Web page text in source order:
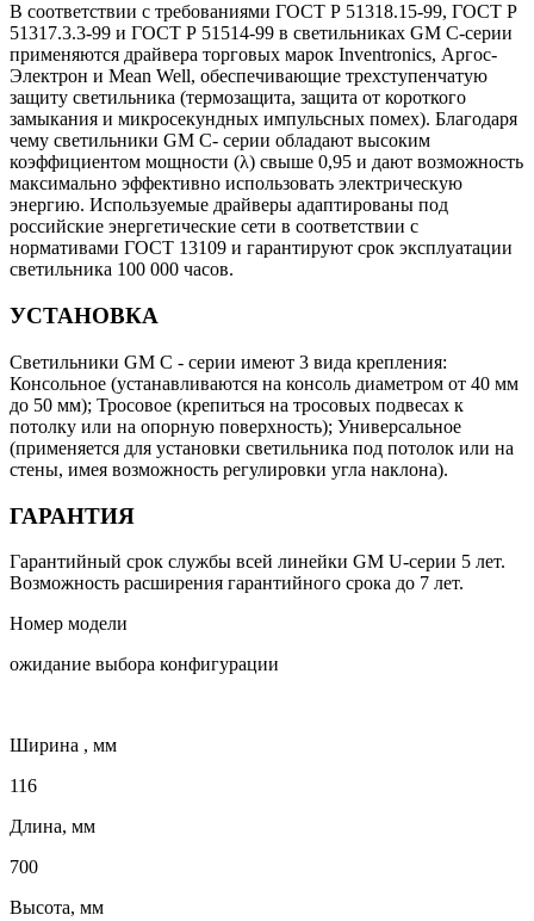
В соответствии с требованиями ГОСТ Р 51318.15-99, ГОСТ Р
51317.3.3-99 и ГОСТ Р 51514-99 в светильниках GM С-серии
применяются драйвера торговых марок Inventronics, Аргос-
Электрон и Mean Well, обеспечивающие трехступенчатую
защиту светильника (термозащита, защита от короткого
замыкания и микросекундных импульсных помех). Благодаря
чему светильники GM С- серии обладают высоким
коэффициентом мощности (λ) свыше 0,95 и дают возможность
максимально эффективно использовать электрическую
энергию. Используемые драйверы адаптированы под
российские энергетические сети в соответствии с
нормативами ГОСТ 13109 и гарантируют срок эксплуатации
светильника 100 000 часов.
УСТАНОВКА
Светильники GM C - серии имеют 3 вида крепления:
Консольное (устанавливаются на консоль диаметром от 40 мм
до 50 мм); Тросовое (крепиться на тросовых подвесах к
потолку или на опорную поверхность); Универсальное
(применяется для установки светильника под потолок или на
стены, имея возможность регулировки угла наклона).
ГАРАНТИЯ
Гарантийный срок службы всей линейки GM U-серии 5 лет.
Возможность расширения гарантийного срока до 7 лет.
Номер модели
ожидание выбора конфигурации
Ширина , мм
116
Длина, мм
700
Высота, мм